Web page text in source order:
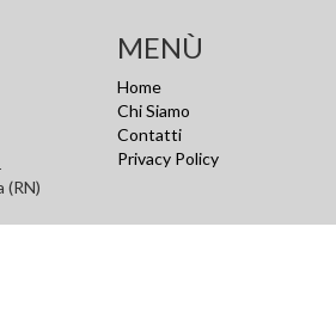
(RN)
MENÙ
Home
Chi Siamo
Contatti
Privacy Policy